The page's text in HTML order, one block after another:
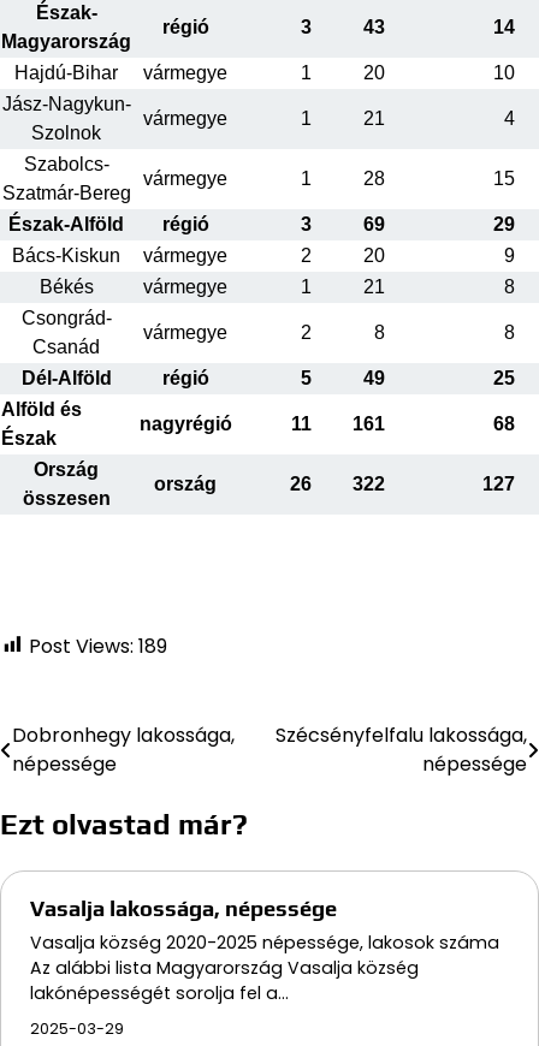
Észak-
Magyarország
régió 3 43 14
Hajdú-Bihar vármegye 1 20
10
Jász-Nagykun-
Szolnok
vármegye 1 21 4
Szabolcs-
Szatmár-Bereg
vármegye 1 28 15
Észak-Alföld régió 3 69
29
Bács-Kiskun
vármegye 2 20
9
Békés
vármegye 1 21
8
Csongrád-
Csanád
vármegye 2 8 8
Dél-Alföld régió 5 49
25
Alföld és
Észak
nagyrégió 11 161 68
Ország
összesen
ország 26 322 127
Post Views: 189
Bejegyzés
navigáció
Dobronhegy lakossága,
népessége
Szécsényfelfalu lakossága,
népessége
Ezt olvastad már?
Vasalja lakossága, népessége
Vasalja község 2020-2025 népessége, lakosok száma
Az alábbi lista Magyarország Vasalja község
lakónépességét sorolja fel a…
2025-03-29